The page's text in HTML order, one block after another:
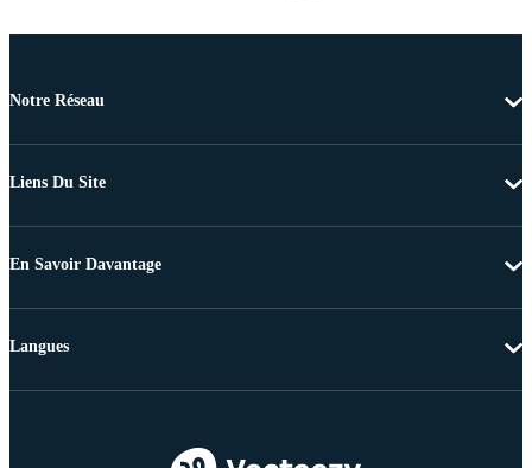
Notre Réseau
Liens Du Site
En Savoir Davantage
Langues